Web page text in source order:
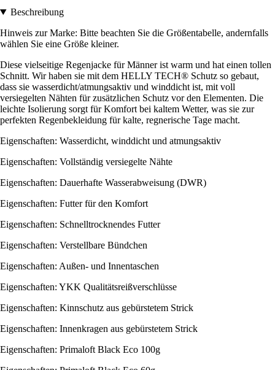
Beschreibung
Hinweis zur Marke: Bitte beachten Sie die Größentabelle, andernfalls
wählen Sie eine Größe kleiner.
Diese vielseitige Regenjacke für Männer ist warm und hat einen tollen
Schnitt. Wir haben sie mit dem HELLY TECH® Schutz so gebaut,
dass sie wasserdicht/atmungsaktiv und winddicht ist, mit voll
versiegelten Nähten für zusätzlichen Schutz vor den Elementen. Die
leichte Isolierung sorgt für Komfort bei kaltem Wetter, was sie zur
perfekten Regenbekleidung für kalte, regnerische Tage macht.
Eigenschaften: Wasserdicht, winddicht und atmungsaktiv
Eigenschaften: Vollständig versiegelte Nähte
Eigenschaften: Dauerhafte Wasserabweisung (DWR)
Eigenschaften: Futter für den Komfort
Eigenschaften: Schnelltrocknendes Futter
Eigenschaften: Verstellbare Bündchen
Eigenschaften: Außen- und Innentaschen
Eigenschaften: YKK Qualitätsreißverschlüsse
Eigenschaften: Kinnschutz aus gebürstetem Strick
Eigenschaften: Innenkragen aus gebürstetem Strick
Eigenschaften: Primaloft Black Eco 100g